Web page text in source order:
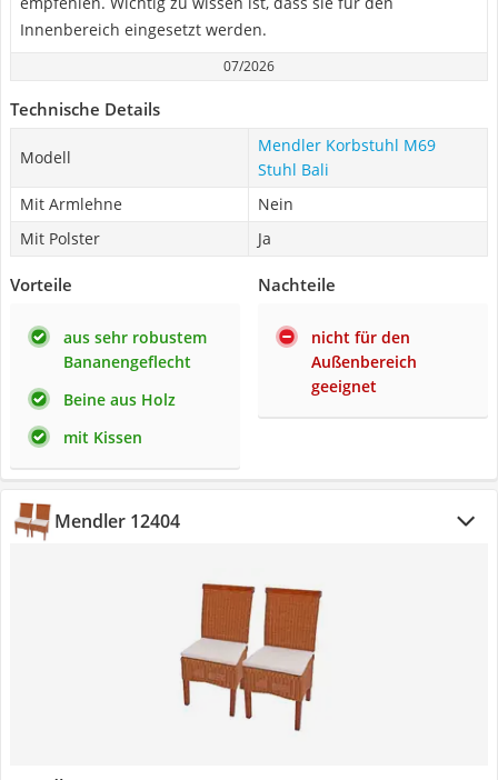
Innenbereich eingesetzt werden.
07/2026
Technische Details
Modell
Mendler Korbstuhl M69
Stuhl Bali
Mit Armlehne
Nein
Mit Polster
Ja
Vorteile
aus sehr robustem
Bananengeflecht
Beine aus Holz
mit Kissen
Nachteile
nicht für den
Außenbereich
geeignet
‎Mendler 12404